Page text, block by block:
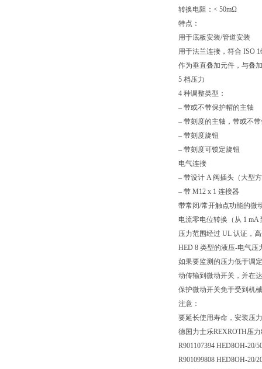
转换电阻：< 50mΩ
特点：
用于底板安装/管道安装
用于法兰连接，符合 ISO
作为垂直叠加元件，与叠
5 档压力
4 种调整类型：
– 带或不带保护帽的主轴
– 带刻度的主轴，带或不
– 带刻度旋钮
– 带刻度可锁定旋钮
电气连接
– 带设计 A 阀插头（大型
– 带 M12 x 1 连接器
带常闭/常开触点功能的微
电流零电位转换（从 1 mA
压力范围经过 UL 认证，高
HED 8 类型的液压-电气
如果要监测的压力低于调
动传输到微动开关，并在
保护微动开关免于受到机
注意：
要延长使用寿命，安装压
德国力士乐REXROTH压
R901107394 HED8OH-20/
R901099808 HED8OH-20/